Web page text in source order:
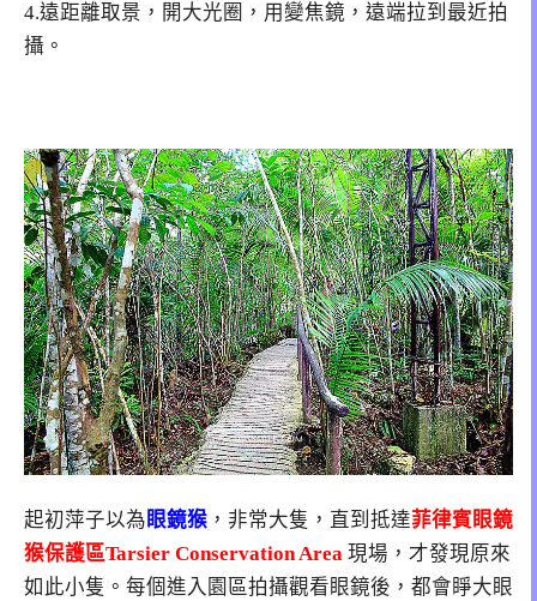
4.遠距離取景，開大光圈，用變焦鏡，遠端拉到最近拍
攝。
起初萍子以為 眼鏡猴 ，非常大隻，直到抵達菲律賓眼鏡
猴保護區Tarsier Conservation Area 現場，才發現原來
如此小隻。每個進入園區拍攝觀看眼鏡後，都會睜大眼